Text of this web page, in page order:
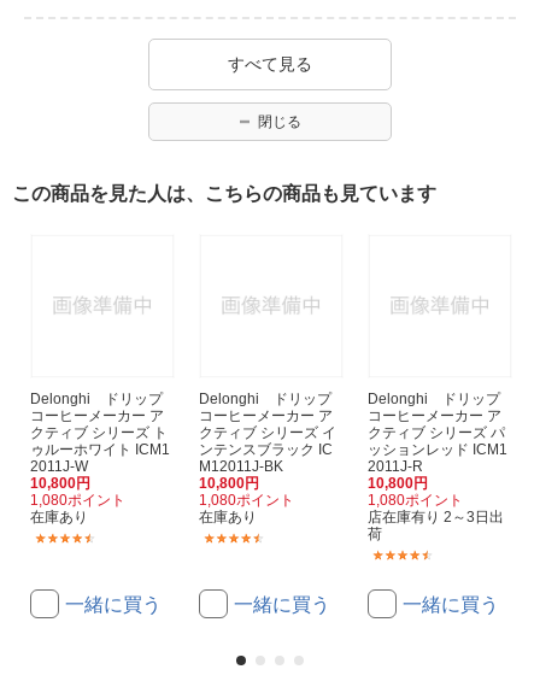
すべて見る
閉じる
この商品を見た人は、こちらの商品も見ています
Delonghi ドリップ
コーヒーメーカー ア
クティブ シリーズ ト
ゥルーホワイト ICM1
2011J-W
10,800円
1,080ポイント
在庫あり
一緒に買う
Delonghi ドリップ
コーヒーメーカー ア
クティブ シリーズ イ
ンテンスブラック IC
M12011J-BK
10,800円
1,080ポイント
在庫あり
一緒に買う
Delonghi ドリップ
コーヒーメーカー ア
クティブ シリーズ パ
ッションレッド ICM1
2011J-R
10,800円
1,080ポイント
店在庫有り 2～3日出
荷
一緒に買う